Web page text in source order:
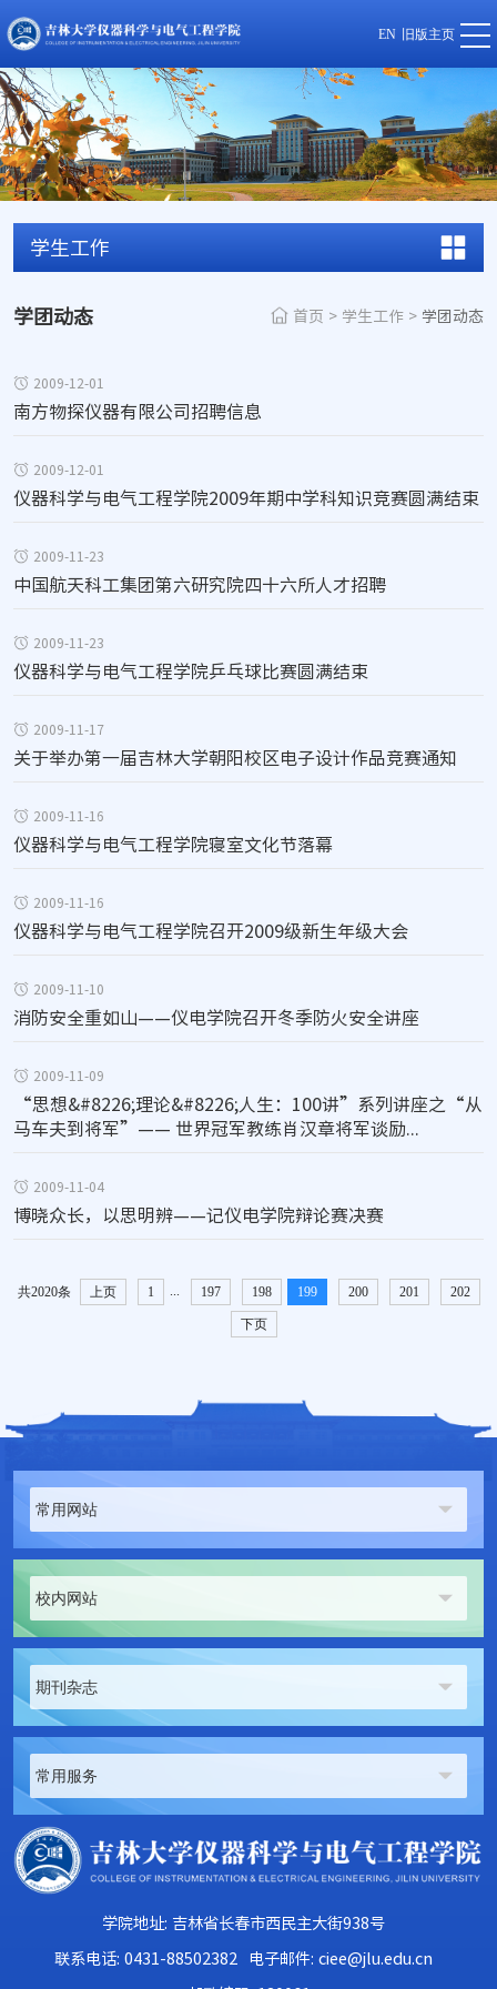
EN 旧版主页
学生工作
学团动态 首页 > 学生工作 > 学团动态
2009-12-01
南方物探仪器有限公司招聘信息
2009-12-01
仪器科学与电气工程学院2009年期中学科知识竞赛圆满结束
2009-11-23
中国航天科工集团第六研究院四十六所人才招聘
2009-11-23
仪器科学与电气工程学院乒乓球比赛圆满结束
2009-11-17
关于举办第一届吉林大学朝阳校区电子设计作品竞赛通知
2009-11-16
仪器科学与电气工程学院寝室文化节落幕
2009-11-16
仪器科学与电气工程学院召开2009级新生年级大会
2009-11-10
消防安全重如山——仪电学院召开冬季防火安全讲座
2009-11-09
“思想&#8226;理论&#8226;人生：100讲”系列讲座之“从
马车夫到将军”—— 世界冠军教练肖汉章将军谈励...
2009-11-04
博晓众长，以思明辨——记仪电学院辩论赛决赛
共2020条 上页 1 197 198 199 200 201 202
下页
常用网站
校内网站
期刊杂志
常用服务
学院地址: 吉林省长春市西民主大街938号
联系电话: 0431-88502382 电子邮件: ciee@jlu.edu.cn